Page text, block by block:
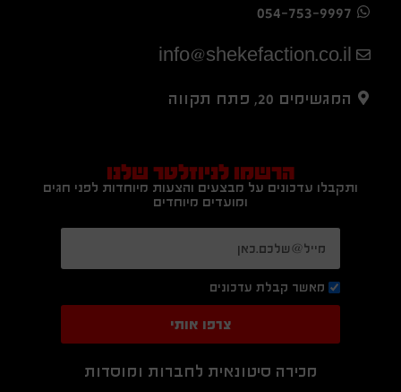
054-753-9997
info@shekefaction.co.il
המגשימים 20, פתח תקווה
הרשמו לניוזלטר שלנו
ותקבלו עדכונים על מבצעים והצעות מיוחדות לפני חגים
ומועדים מיוחדים
מאשר קבלת עדכונים
צרפו אותי
מכירה סיטונאית לחברות ומוסדות